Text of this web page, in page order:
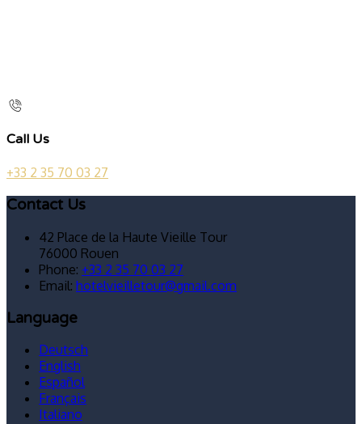
Call Us
+33 2 35 70 03 27
Contact Us
42 Place de la Haute Vieille Tour
76000 Rouen
Phone: +33 2 35 70 03 27
Email: hotelvieilletour@gmail.com
Language
Deutsch
English
Español
Français
Italiano